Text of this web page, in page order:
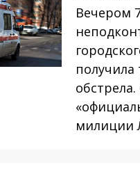
Вечером
получила
милиции